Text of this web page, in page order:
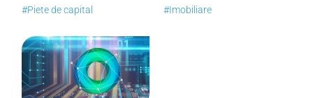
#Piete de capital #Imobiliare